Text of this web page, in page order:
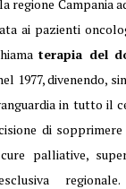
regione Campania
ai pazienti
terapia del
1977, divenendo,
in tutto il
di sopprimere
palliative,
regionale.